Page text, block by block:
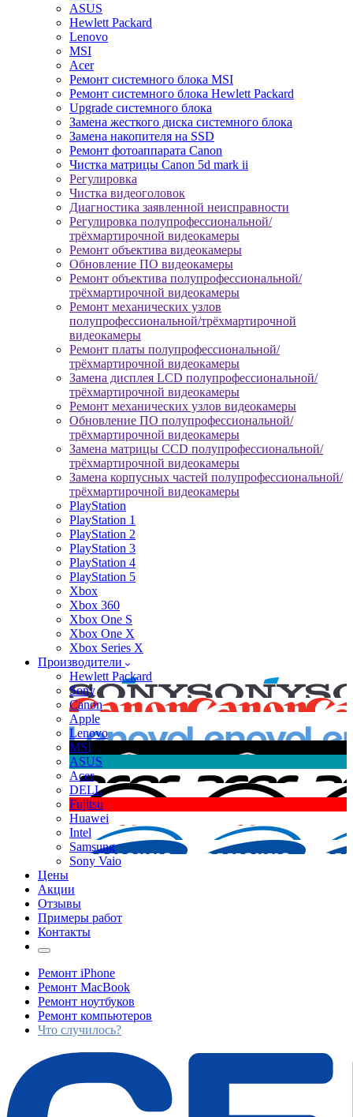
ASUS
Hewlett Packard
Lenovo
MSI
Acer
Ремонт системного блока MSI
Ремонт системного блока Hewlett Packard
Upgrade системного блока
Замена жесткого диска системного блока
Замена накопителя на SSD
Ремонт фотоаппарата Canon
Чистка матрицы Canon 5d mark ii
Регулировка
Чистка видеоголовок
Диагностика заявленной неисправности
Регулировка полупрофессиональной/
трёхмартирочной видеокамеры
Ремонт объектива видеокамеры
Обновление ПО видеокамеры
Ремонт объектива полупрофессиональной/
трёхмартирочной видеокамеры
Ремонт механических узлов
полупрофессиональной/трёхмартирочной
видеокамеры
Ремонт платы полупрофессиональной/
трёхмартирочной видеокамеры
Замена дисплея LCD полупрофессиональной/
трёхмартирочной видеокамеры
Ремонт механических узлов видеокамеры
Обновление ПО полупрофессиональной/
трёхмартирочной видеокамеры
Замена матрицы CCD полупрофессиональной/
трёхмартирочной видеокамеры
Замена корпусных частей полупрофессиональной/
трёхмартирочной видеокамеры
PlayStation
PlayStation 1
PlayStation 2
PlayStation 3
PlayStation 4
PlayStation 5
Xbox
Xbox 360
Xbox One S
Xbox One X
Xbox Series X
Производители
Hewlett Packard
Sony
Canon
Apple
Lenovo
MSI
ASUS
Acer
DELL
Fujitsu
Huawei
Intel
Samsung
Sony Vaio
Цены
Акции
Отзывы
Примеры работ
Контакты
Ремонт iPhone
Ремонт MacBook
Ремонт ноутбуков
Ремонт компьютеров
Что случилось?